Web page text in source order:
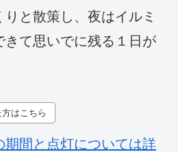
と散策し、夜はイルミ
きて思いでに残る１日が
はこちら
期間と点灯については詳